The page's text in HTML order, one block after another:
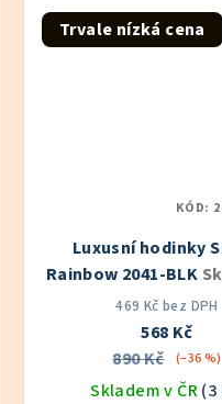
z
5
Trvale nízká cena
Luxusní hodinky
Rainbow 2041-BLK
ČR
469 Kč bez DPH
568 Kč
890 Kč
(–36 %)
Skladem v ČR(3
KÓD: